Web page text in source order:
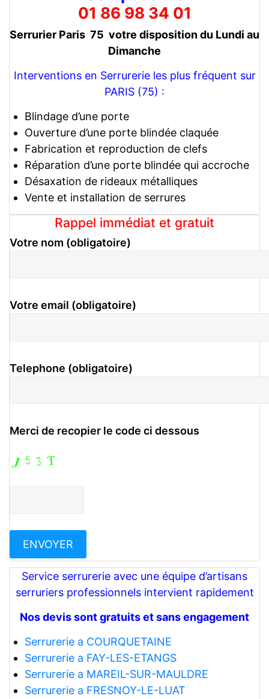
01 86 98 34 01
Serrurier Paris 75 votre disposition du Lundi au
Dimanche
Interventions en Serrurerie les plus fréquent sur
PARIS (75) :
Blindage d’une porte
Ouverture d’une porte blindée claquée
Fabrication et reproduction de clefs
Réparation d’une porte blindée qui accroche
Désaxation de rideaux métalliques
Vente et installation de serrures
Rappel immédiat et gratuit
Votre nom (obligatoire)
Votre email (obligatoire)
Telephone (obligatoire)
Merci de recopier le code ci dessous
Service serrurerie avec une équipe d’artisans
serruriers professionnels intervient rapidement
Nos devis sont gratuits et sans engagement
Serrurerie a COURQUETAINE
Serrurerie a FAY-LES-ETANGS
Serrurerie a MAREIL-SUR-MAULDRE
Serrurerie a FRESNOY-LE-LUAT